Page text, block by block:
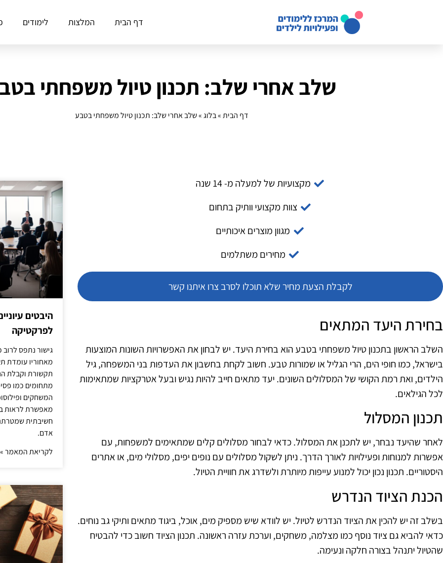
דף הבית המלצות לימודים
שלב אחרי שלב: תכנון טיול משפחתי
דף הבית»בלוג»שלב אחרי שלב: תכנון טיול משפחתי בטבע
מקצועיות של למעלה מ- 14 שנה
צוות מקצועי וותיק בתחום
מגוון מוצרים איכותיים
מחירים משתלמים
לקבלת הצעת מחיר שלא תוכלו לסרב צרו איתנו קשר
בחירת היעד המתאים
השלב הראשון בתכנון טיול משפחתי בטבע הוא בחירת היעד. יש לבחון את האפשרויות השונות המוצעות
בישראל, כמו חופי הים, הרי הגליל או שמורות טבע. חשוב לקחת בחשבון את העדפות בני המשפחה, גיל
הילדים, ואת רמת הקושי של המסלולים השונים. יעד מתאים חייב להיות נגיש ובעל אטרקציות שמתאימות
לכל הגילאים.
תכנון המסלול
לאחר שהיעד נבחר, יש לתכנן את המסלול. כדאי לבחור מסלולים קלים שמתאימים למשפחות, עם
אפשרות למנוחות ופעילויות לאורך הדרך. ניתן לשקול מסלולים עם נופים יפים, מסלולי מים, או אתרים
היסטוריים. תכנון נכון יכול למנוע עייפות מיותרת ולשדרג את חוויית הטיול.
הכנת הציוד הנדרש
בשלב זה יש להכין את הציוד הנדרש לטיול. יש לוודא שיש מספיק מים, אוכל, ביגוד מתאים ותיקי גב נוחים.
כדאי להביא גם ציוד נוסף כמו מצלמה, משחקים, וערכת עזרה ראשונה. תכנון הציוד חשוב כדי להבטיח
שהטיול יתנהל בצורה חלקה ונעימה.
היבטים
לפרקטיקה
גישור נתפס
מאחוריו עומדת
תקשורת וקבלת
מתחומים כמו
המשחקים
מאפשרת לראות
חשיבתית שמטרתה
אדם.
לקריאת המאמר »